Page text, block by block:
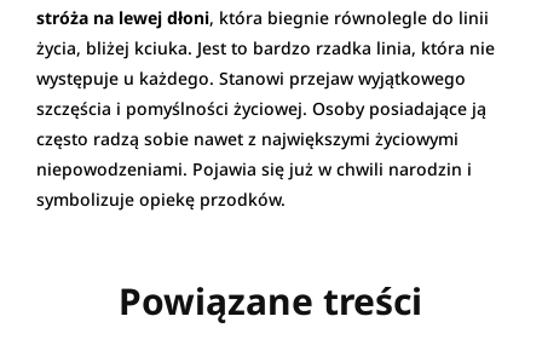
stróża na lewej dłoni, która biegnie równolegle do linii
życia, bliżej kciuka. Jest to bardzo rzadka linia, która nie
występuje u każdego. Stanowi przejaw wyjątkowego
szczęścia i pomyślności życiowej. Osoby posiadające ją
często radzą sobie nawet z największymi życiowymi
niepowodzeniami. Pojawia się już w chwili narodzin i
symbolizuje opiekę przodków.
Powiązane treści